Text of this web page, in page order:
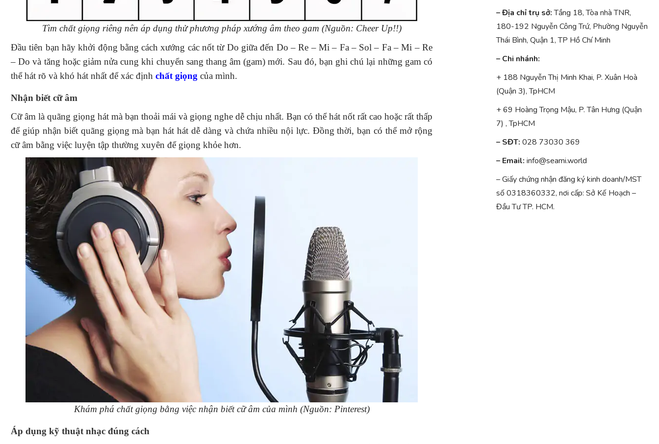
Tìm chất giọng riêng nên áp dụng thử phương pháp xướng âm theo gam (Nguồn: Cheer Up!!)
Đầu tiên bạn hãy khởi động bằng cách xướng các nốt từ Do giữa đến Do – Re – Mi – Fa – Sol – Fa – Mi – Re
– Do và tăng hoặc giảm nửa cung khi chuyển sang thang âm (gam) mới. Sau đó, bạn ghi chú lại những gam có
thể hát rõ và khó hát nhất để xác định chất giọng của mình.
Nhận biết cữ âm
Cữ âm là quãng giọng hát mà bạn thoải mái và giọng nghe dễ chịu nhất. Bạn có thể hát nốt rất cao hoặc rất thấp
để giúp nhận biết quãng giọng mà bạn hát hát dễ dàng và chứa nhiều nội lực. Đồng thời, bạn có thể mở rộng
cữ âm bằng việc luyện tập thường xuyên để giọng khỏe hơn.
Khám phá chất giọng bằng việc nhận biết cữ âm của mình (Nguồn: Pinterest)
Áp dụng kỹ thuật nhạc đúng cách
– Địa chỉ trụ sở:Tầng 18, Tòa nhà TNR,
180-192 Nguyễn Công Trứ, Phường Nguyễn
Thái Bình, Quận 1, TP Hồ Chí Minh
– Chi nhánh:
+ 188 Nguyễn Thị Minh Khai, P. Xuân Hoà
(Quận 3), TpHCM
+ 69 Hoàng Trọng Mậu, P. Tân Hưng (Quận
7) , TpHCM
– SĐT: 028 73030 369
– Email: info@seami.world
– Giấy chứng nhận đăng ký kinh doanh/MST
số 0318360332, nơi cấp: Sở Kế Hoạch –
Đầu Tư TP. HCM.